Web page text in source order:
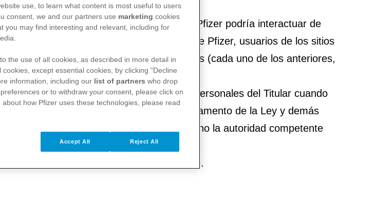
en el extranjero.
de todas las personas con las que Pfizer podría interactuar de
de los programas de apoyo a pacientes de Pfizer, usuarios de los sitios
proveedores, contratistas, entre otros (cada uno de los anteriores,
serán referidos como el “Titular”).
tratamiento que se le dará a los datos personales del Titular cuando
Este Aviso se rige por la Ley, el Reglamento de la Ley y demás
de Anticorrupción y Buen Gobierno la autoridad competente
(www.gob.mx/buengobierno).
los que aparezca publicado o referenciado.
use, to learn what content is most useful to users
consent, we and our partners use marketing cookies
you may find interesting and relevant, including for
the use of all cookies, as described in more detail in
except essential cookies, by clicking "Decline
information, including our list of partners who drop
or to withdraw your consent, please click on
about how Pfizer uses these technologies, please read
Reject All
Accept All